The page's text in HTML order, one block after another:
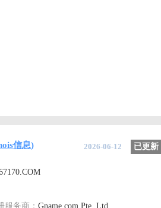
信息) 已更新
2026-06-12
服务商： Gname.com Pte. Ltd.